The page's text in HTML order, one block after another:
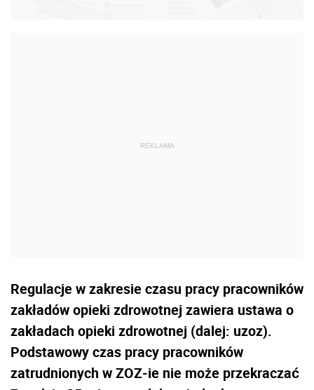
Regulacje w zakresie czasu pracy pracowników
zakładów opieki zdrowotnej zawiera ustawa o
zakładach opieki zdrowotnej (dalej: uzoz).
Podstawowy czas pracy pracowników
zatrudnionych w ZOZ-ie nie może przekraczać